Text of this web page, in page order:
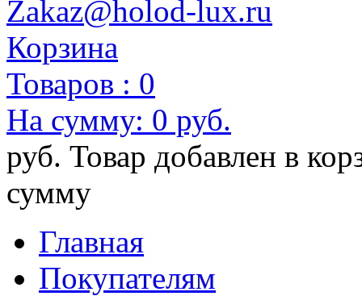
Zakaz@holod-lux.ru
Корзина
Товаров : 0
На сумму: 0 руб.
руб. Товар добавлен в
сумму
Главная
Покупателям